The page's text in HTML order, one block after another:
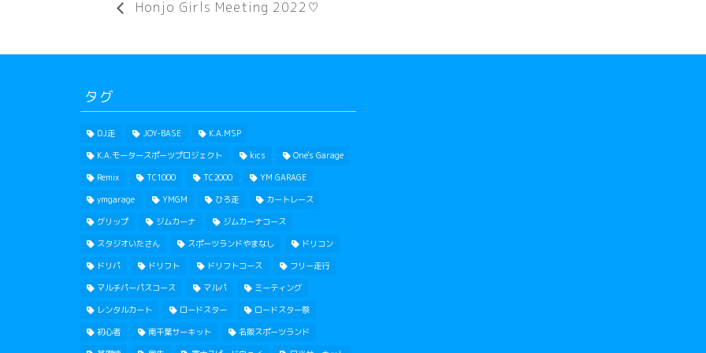
Honjo Girls Meeting 2022♡
タグ
DJ走 JOY-BASE
K.A.MSP
K.A.モータースポーツプロジェクト
kics
One's Garage
Remix
TC1000 TC2000
YM GARAGE
ymgarage
YMGM ひろ走
カートレース
グリップ
ジムカーナ
ジムカーナコース
スタジオいたさん
スポーツランドやまなし
ドリコン
ドリパ
ドリフト ドリフトコース
フリー走行
マルチパーパスコース
マルパ
ミーティング
レンタルカート
ロードスター
ロードスター祭
初心者
南千葉サーキット
名阪スポーツランド